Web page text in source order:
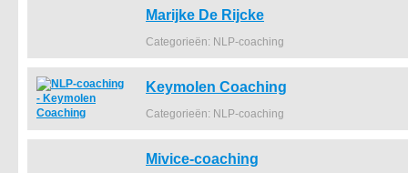
Marijke De Rijcke
Categorieën: NLP-coaching
Keymolen Coaching
Categorieën: NLP-coaching
Mivice-coaching